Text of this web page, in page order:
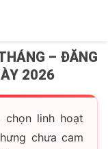
– ĐĂNG
2026
linh hoạt
chưa cam